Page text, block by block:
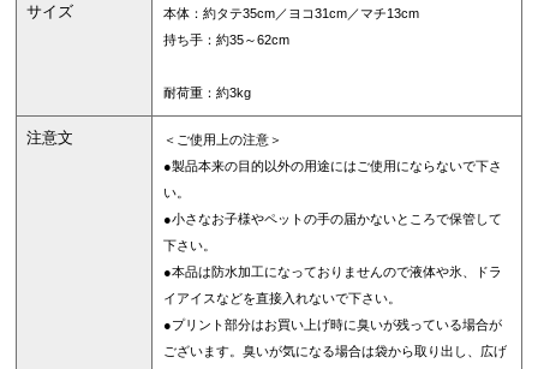
サイズ
本体：約タテ35cm／ヨコ31cm／マチ13cm
持ち手：約35～62cm
耐荷重：約3kg
注意文
＜ご使用上の注意＞
●製品本来の目的以外の用途にはご使用にならないで下さ
い。
●小さなお子様やペットの手の届かないところで保管して
下さい。
●本品は防水加工になっておりませんので液体や氷、ドラ
イアイスなどを直接入れないで下さい。
●プリント部分はお買い上げ時に臭いが残っている場合が
ございます。臭いが気になる場合は袋から取り出し、広げ